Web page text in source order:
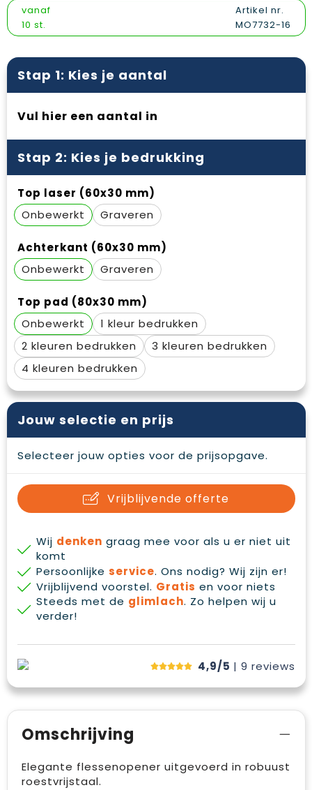
Gilets
Spellen voor binnen en buiten
Sport
Promotietassen
Reistassen
Schoudertassen
Sporttassen
Strandtassen
Tablettassen
Toilettassen
Waterbestendige tassen
Duffeltassen
Goodiebags
Draagtassen
Reflecterende vesten
Regenkleding
Sweaters
T-Shirts
Veiligheidssignalering en Verlichting
Veiligheidsvesten en Veiligheidshesjes
Gehoorbescherming
Oog- en gelaatsbescherming
Restauranttextiel
Hoofdbescherming
E.H.B.O.
Ademhalingsbescherming
vanaf
10 st.
Artikel nr.
MO7732-16
Stap 1: Kies je aantal
Vul hier een aantal in
Stap 2: Kies je bedrukking
Top laser (60x30 mm)
Onbewerkt
Graveren
Achterkant (60x30 mm)
Onbewerkt
Graveren
Top pad (80x30 mm)
Onbewerkt
1
2
3
4
Jouw selectie en prijs
Selecteer jouw opties voor de prijsopgave.
Vrijblijvende offerte
Wij denken graag mee voor als u er niet uit
komt
Persoonlijke service. Ons nodig? Wij zijn er!
Vrijblijvend voorstel. Gratis en voor niets
Steeds met de glimlach. Zo helpen wij u
verder!
4,9/5 | 9 reviews
Omschrijving
Elegante flessenopener uitgevoerd in robuust
roestvrijstaal.